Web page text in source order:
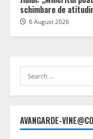
schimbare de
6 August 2026
Search
for:
AVANGARDE-